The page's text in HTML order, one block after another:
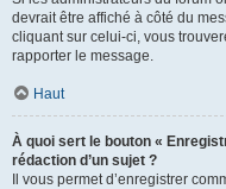
devrait être affiché à côté du
cliquant sur celui-ci, vous
rapporter le message.
Haut
À quoi sert le bouton «
rédaction d’un sujet ?
Il vous permet d’enregistrer